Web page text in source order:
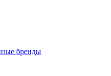
бренды